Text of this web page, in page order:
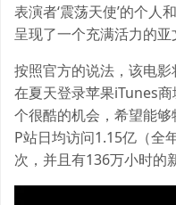
表演者‘震荡天使’的个人
呈现了一个充满活力的亚
按照官方的说法，该电
在夏天登录苹果iTunes
个很酷的机会，希望能
P站日均访问1.15亿（全
次，并且有136万小时的